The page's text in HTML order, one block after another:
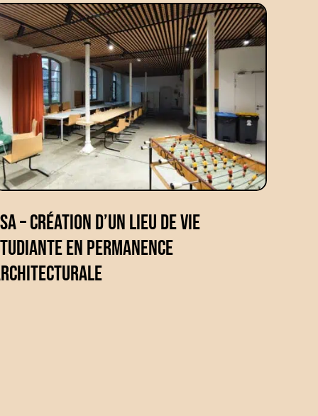
– Création d’un lieu de vie
en permanence